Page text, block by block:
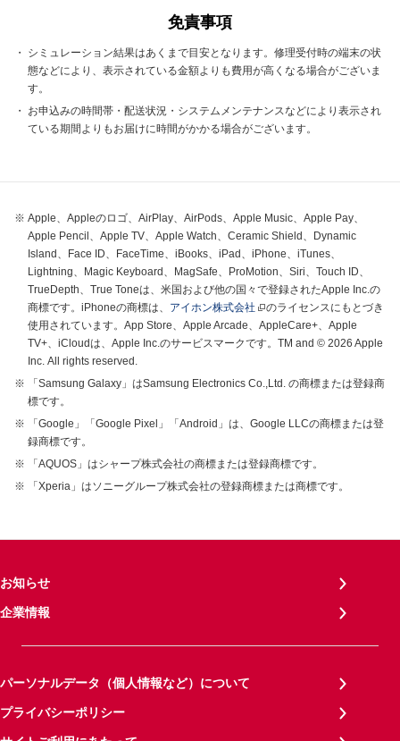
免責事項
シミュレーション結果はあくまで目安となります。修理受付時の端末の状
態などにより、表示されている金額よりも費用が高くなる場合がございま
す。
お申込みの時間帯・配送状況・システムメンテナンスなどにより表示され
ている期間よりもお届けに時間がかかる場合がございます。
Apple、Appleのロゴ、AirPlay、AirPods、Apple Music、Apple Pay、
Apple Pencil、Apple TV、Apple Watch、Ceramic Shield、Dynamic
Island、Face ID、FaceTime、iBooks、iPad、iPhone、iTunes、
Lightning、Magic Keyboard、MagSafe、ProMotion、Siri、Touch ID、
TrueDepth、True Toneは、米国および他の国々で登録されたApple Inc.の
商標です。iPhoneの商標は、 アイホン株式会社
のライセンスにもとづき
使用されています。App Store、Apple Arcade、AppleCare+、Apple
TV+、iCloudは、Apple Inc.のサービスマークです。TM and © 2026 Apple
Inc. All rights reserved.
「Samsung Galaxy」はSamsung Electronics Co.,Ltd. の商標または登録商
標です。
「Google」「Google Pixel」「Android」は、Google LLCの商標または登
録商標です。
「AQUOS」はシャープ株式会社の商標または登録商標です。
「Xperia」はソニーグループ株式会社の登録商標または商標です。
お知らせ
企業情報
パーソナルデータ（個人情報など）について
プライバシーポリシー